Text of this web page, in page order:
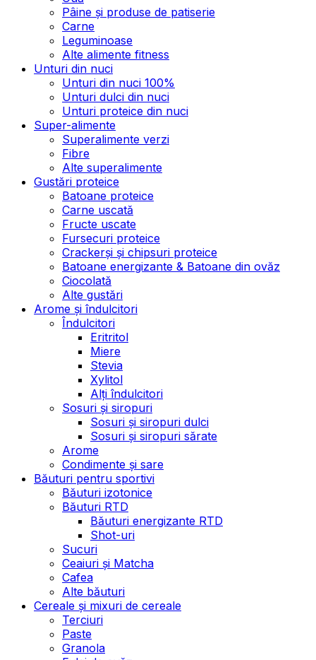
Pâine și produse de patiserie
Carne
Leguminoase
Alte alimente fitness
Unturi din nuci
Unturi din nuci 100%
Unturi dulci din nuci
Unturi proteice din nuci
Super-alimente
Superalimente verzi
Fibre
Alte superalimente
Gustări proteice
Batoane proteice
Carne uscată
Fructe uscate
Fursecuri proteice
Crackerși și chipsuri proteice
Batoane energizante & Batoane din ovăz
Ciocolată
Alte gustări
Arome și îndulcitori
Îndulcitori
Eritritol
Miere
Stevia
Xylitol
Alți îndulcitori
Sosuri și siropuri
Sosuri și siropuri dulci
Sosuri și siropuri sărate
Arome
Condimente și sare
Băuturi pentru sportivi
Băuturi izotonice
Băuturi RTD
Băuturi energizante RTD
Shot-uri
Sucuri
Ceaiuri și Matcha
Cafea
Alte băuturi
Cereale și mixuri de cereale
Terciuri
Paste
Granola